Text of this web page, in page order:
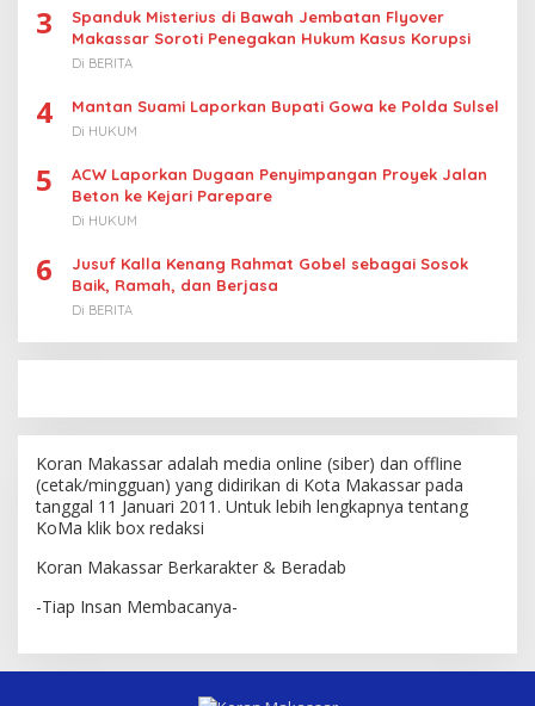
3
Spanduk Misterius di Bawah Jembatan Flyover
Makassar Soroti Penegakan Hukum Kasus Korupsi
Di BERITA
4 Mantan Suami Laporkan Bupati Gowa ke Polda Sulsel
Di HUKUM
5
ACW Laporkan Dugaan Penyimpangan Proyek Jalan
Beton ke Kejari Parepare
Di HUKUM
6
Jusuf Kalla Kenang Rahmat Gobel sebagai Sosok
Baik, Ramah, dan Berjasa
Di BERITA
Koran Makassar adalah media online (siber) dan offline
(cetak/mingguan) yang didirikan di Kota Makassar pada
tanggal 11 Januari 2011. Untuk lebih lengkapnya tentang
KoMa klik box redaksi
Koran Makassar Berkarakter & Beradab
-Tiap Insan Membacanya-